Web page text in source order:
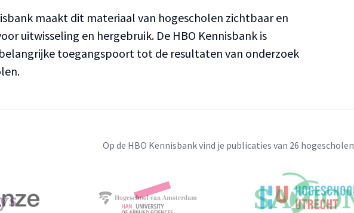
maakt dit materiaal van hogescholen zichtbaar en
uitwisseling en hergebruik. De HBO Kennisbank is
toegangspoort tot de resultaten van onderzoek
Op de HBO Kennisbank vind je publicaties van 26 hogescholen